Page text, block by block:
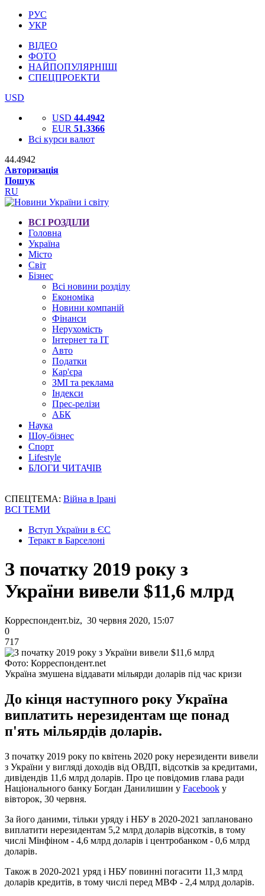
РУС
УКР
ВІДЕО
ФОТО
НАЙПОПУЛЯРНІШІ
СПЕЦПРОЕКТИ
USD
USD 44.4942
EUR 51.3366
Всі курси валют
44.4942
Авторизація
Пошук
RU
ВСІ РОЗДІЛИ
Головна
Україна
Місто
Світ
Бізнес
Всі новини розділу
Економіка
Новини компаній
Фінанси
Нерухомість
Інтернет та IT
Авто
Податки
Кар'єра
ЗМІ та реклама
Індекси
Прес-релізи
АБК
Наука
Шоу-бізнес
Спорт
Lifestyle
БЛОГИ ЧИТАЧІВ
СПЕЦТЕМА: Війна в Ірані
ВСІ ТЕМИ
Вступ України в ЄС
Теракт в Барселоні
З початку 2019 року з
України вивели $11,6 млрд
Корреспондент.biz, 30 червня 2020, 15:07
0
717
Фото: Корреспондент.net
Україна змушена віддавати мільярди доларів під час кризи
До кінця наступного року Україна
виплатить нерезидентам ще понад
п'ять мільярдів доларів.
З початку 2019 року по квітень 2020 року нерезиденти вивели
з України у вигляді доходів від ОВДП, відсотків за кредитами,
дивідендів 11,6 млрд доларів. Про це повідомив глава ради
Національного банку Богдан Данилишин у Facebook у
вівторок, 30 червня.
За його даними, тільки уряду і НБУ в 2020-2021 заплановано
виплатити нерезидентам 5,2 млрд доларів відсотків, в тому
числі Мінфіном - 4,6 млрд доларів і центробанком - 0,6 млрд
доларів.
Також в 2020-2021 уряд і НБУ повинні погасити 11,3 млрд
доларів кредитів, в тому числі перед МВФ - 2,4 млрд доларів.